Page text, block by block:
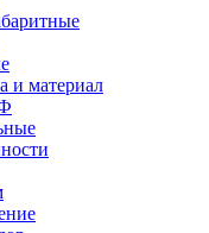
и материал